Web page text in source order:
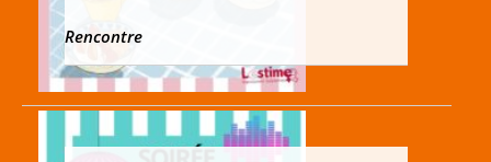
Rencontre